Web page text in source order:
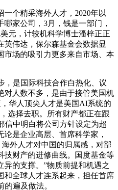
个精采海外人才，2020年以
家公司，3月，钱是一部门，
元，计较机科学博士潘梓正正
英伟达，保尔森基金会数据显
市场的吸引力更多来自市场、本
是国际科技合作白热化、议
对人数不多，是由于接管美国机
华人顶尖人才是美国AI系统的
选择去职。所有财产都正在跟
信中明白将公司方针设定为超
论是企业高层、首席科学家，
外人才对中国的归属感，对部
技财产的进修曲线。国度基金等
的支撑。”物质前提和机遇之
和全球人才连系起来，担任首席
遍及做法。